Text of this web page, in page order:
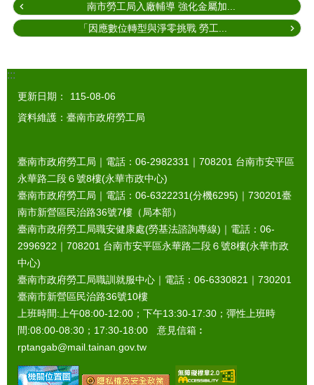
南市勞工局入廠輔導 強化金屬加...
「因應數位轉型與淨零挑戰 勞工...
:::
更新日期：
115-08-06
資料維護：臺南市政府勞工局
臺南市政府勞工局｜電話：06-2982331｜ 708201 台南市安平區
永華路二段６號8樓(永華市政中心)
臺南市政府勞工局｜電話：06-6322231(分機6295)｜ 730201臺
南市新營區民治路36號7樓（局本部）
臺南市政府勞工局職安健康處(勞基法諮詢專線)｜電話：06-
2996922｜ 708201 台南市安平區永華路二段６號8樓(永華市政
中心)
臺南市政府勞工局職訓就服中心｜電話：06-6330821｜ 730201
臺南市新營區民治路36號10樓
上班時間:上午08:00-12:00；下午13:30-17:30；彈性上班時
間:08:00-08:30；17:30-18:00 意見信箱︰
rptangab@mail.tainan.gov.tw